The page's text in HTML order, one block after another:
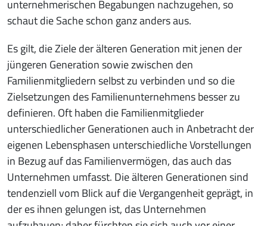
unternehmerischen Begabungen nachzugehen, so
schaut die Sache schon ganz anders aus.
Es gilt, die Ziele der älteren Generation mit jenen der
jüngeren Generation sowie zwischen den
Familienmitgliedern selbst zu verbinden und so die
Zielsetzungen des Familienunternehmens besser zu
definieren. Oft haben die Familienmitglieder
unterschiedlicher Generationen auch in Anbetracht der
eigenen Lebensphasen unterschiedliche Vorstellungen
in Bezug auf das Familienvermögen, das auch das
Unternehmen umfasst. Die älteren Generationen sind
tendenziell vom Blick auf die Vergangenheit geprägt, in
der es ihnen gelungen ist, das Unternehmen